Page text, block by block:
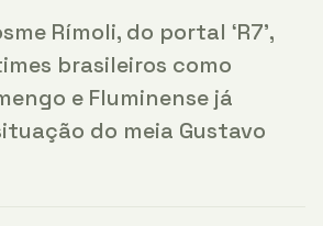
Rímoli, do portal ‘R7’,
brasileiros como
e Fluminense já
do meia Gustavo